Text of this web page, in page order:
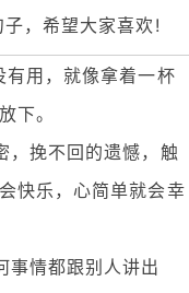
，希望大家喜欢!
有用，就像拿着一杯
下。
，挽不回的遗憾，触
快乐，心简单就会幸
事情都跟别人讲出